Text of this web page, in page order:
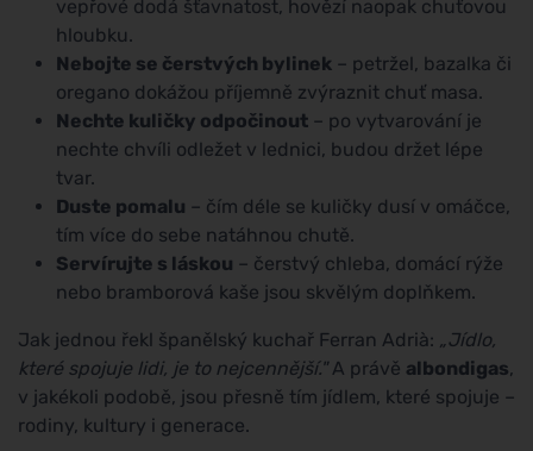
vepřové dodá šťavnatost, hovězí naopak chuťovou
hloubku.
Nebojte se čerstvých bylinek – petržel, bazalka či
oregano dokážou příjemně zvýraznit chuť masa.
Nechte kuličky odpočinout – po vytvarování je
nechte chvíli odležet v lednici, budou držet lépe
tvar.
Duste pomalu – čím déle se kuličky dusí v omáčce,
tím více do sebe natáhnou chutě.
Servírujte s láskou – čerstvý chleba, domácí rýže
nebo bramborová kaše jsou skvělým doplňkem.
Jak jednou řekl španělský kuchař Ferran Adrià: „Jídlo,
které spojuje lidi, je to nejcennější."A právě albondigas,
v jakékoli podobě, jsou přesně tím jídlem, které spojuje –
rodiny, kultury i generace.